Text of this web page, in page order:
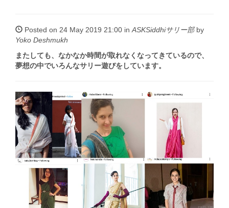
Posted on 24 May 2019 21:00 in ASKSiddhiサリー部by
Yoko Deshmukh
またしても、なかなか時間が取れなくなってきているので、
夢想の中でいろんなサリー遊びをしています。